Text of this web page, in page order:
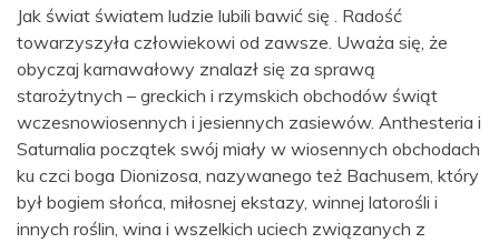
Jak świat światem ludzie lubili bawić się . Radość
towarzyszyła człowiekowi od zawsze. Uważa się, że
obyczaj karnawałowy znalazł się za sprawą
starożytnych – greckich i rzymskich obchodów świąt
wczesnowiosennych i jesiennych zasiewów. Anthesteria i
Saturnalia początek swój miały w wiosennych obchodach
ku czci boga Dionizosa, nazywanego też Bachusem, który
był bogiem słońca, miłosnej ekstazy, winnej latorośli i
innych roślin, wina i wszelkich uciech związanych z